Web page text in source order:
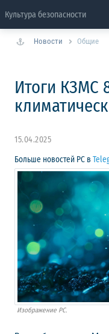
Культура безопасности
Новости Общие
Итоги КЗМС
15.04.2025
Больше новостей РС в
Изображение РС.